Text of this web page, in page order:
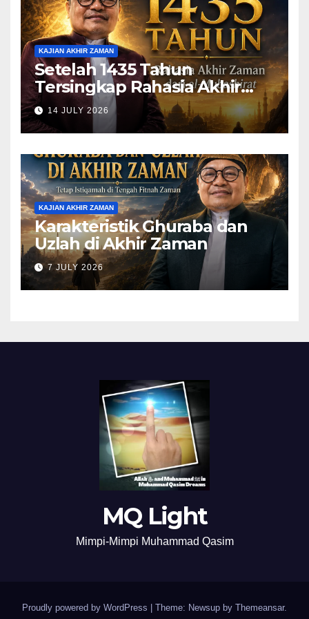
KAJIAN AKHIR ZAMAN
Setelah 1435 Tahun
Tersingkap Rahasia Akhir
Zaman dari al-Mubashirat
(Pelajari Mimpi Muhammad
Qasim)
14 JULY 2026
KAJIAN AKHIR ZAMAN
Karakteristik Ghuraba dan
Uzlah di Akhir Zaman
7 JULY 2026
MQ Light
Mimpi-Mimpi Muhammad Qasim
Proudly powered by WordPress Theme: Newsup by Themeansar.